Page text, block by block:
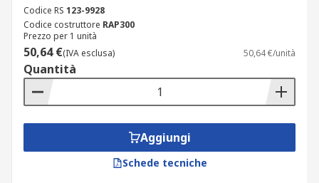
Codice RS 123-9928
Codice costruttore RAP300
Prezzo per 1 unità
50,64 €(IVA esclusa) 50,64 €/unità
Quantità
Aggiungi
Schede tecniche